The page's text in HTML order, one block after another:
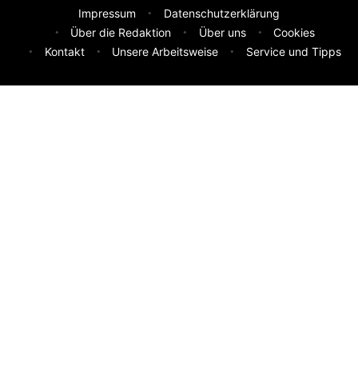
Impressum
Datenschutzerklärung
Über die Redaktion
Über uns
Cookies
Kontakt
Unsere Arbeitsweise Service und Tipps